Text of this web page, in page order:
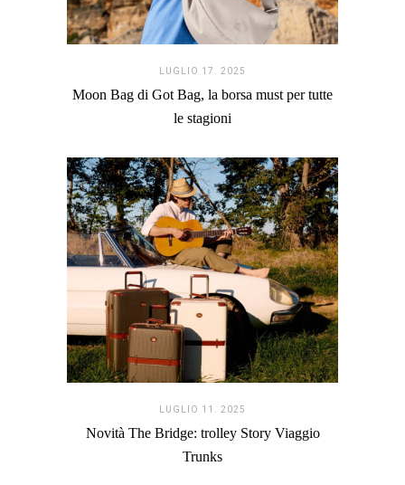
LUGLIO 17. 2025
Moon Bag di Got Bag, la borsa must per tutte
le stagioni
LUGLIO 11. 2025
Novità The Bridge: trolley Story Viaggio
Trunks